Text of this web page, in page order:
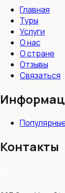
Главная
Туры
Услуги
О нас
О стране
Отзывы
Связаться
Контакты